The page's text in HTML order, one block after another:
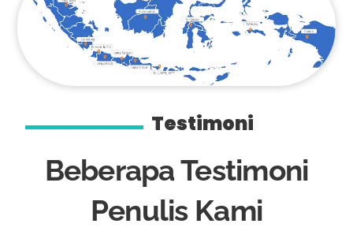
Testimoni
Beberapa Testimoni
Penulis Kami